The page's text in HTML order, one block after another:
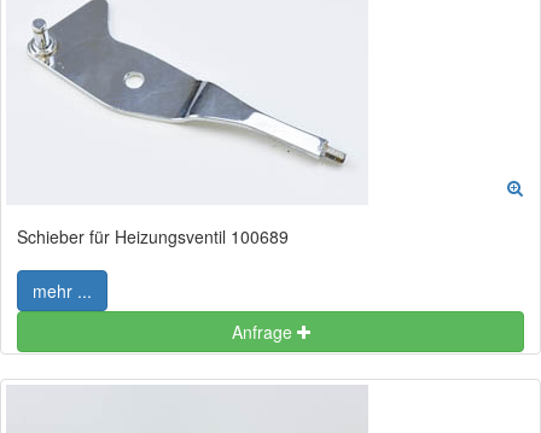
Schieber für Heizungsventil 100689
mehr ...
Anfrage